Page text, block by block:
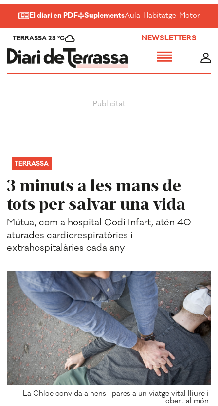
El diari en PDF SuplementsAula-Habitatge-Motor-
TERRASSA 23 ºC NEWSLETTERS
3 minuts a les mans de
tots per salvar una vida
TERRASSA
Mútua, com a hospital Codi Infart, atén 40
aturades cardiorespiratòries i
extrahospitalàries cada any
La Chloe convida a nens i pares a un viatge vital lliure i
obert al món